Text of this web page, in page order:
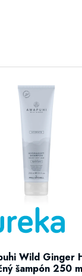
Wild Ginger
šampón 250